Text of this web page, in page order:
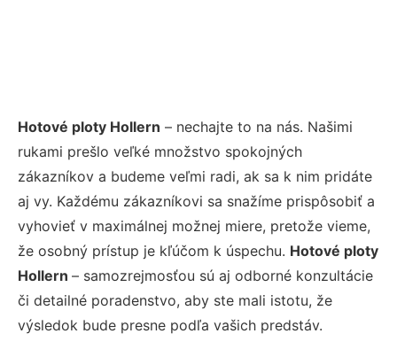
Hotové ploty Hollern – nechajte to na nás. Našimi
rukami prešlo veľké množstvo spokojných
zákazníkov a budeme veľmi radi, ak sa k nim pridáte
aj vy. Každému zákazníkovi sa snažíme prispôsobiť a
vyhovieť v maximálnej možnej miere, pretože vieme,
že osobný prístup je kľúčom k úspechu. Hotové ploty
Hollern – samozrejmosťou sú aj odborné konzultácie
či detailné poradenstvo, aby ste mali istotu, že
výsledok bude presne podľa vašich predstáv.